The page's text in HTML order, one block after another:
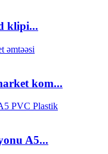
klipi...
kom...
A5...